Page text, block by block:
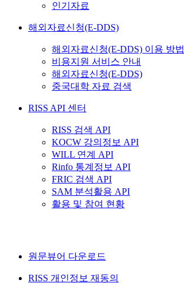
인기자료
해외자료신청(E-DDS)
해외자료신청(E-DDS) 이용 방법
비용지원 서비스 안내
해외자료신청(E-DDS)
중국대학 자료 검색
RISS API 센터
RISS 검색 API
KOCW 강의정보 API
WILL 연계 API
Rinfo 통계정보 API
FRIC 검색 API
SAM 분석활용 API
활용 및 참여 현황
원문뷰어 다운로드
RISS 개인정보 재동의